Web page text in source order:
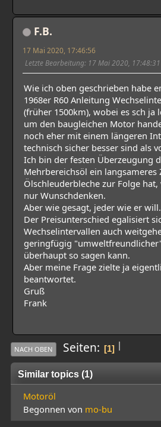
F.B.
17 Mai 2020, 17:46:56
Letzte Bearbeitung: 17 Mai 2020, 17:48:31
Wie ich oben geschrieben habe
1968er R60 Anleitung
(früher 1500km), wobei es sch ja
um den baugleichen Motor
noch eher mit einem längeren
technisch sicher besser sind als
Ich bin der festen Überzeugung
Mehrbereichsöl ein langsameres
Ölschleuderbleche zur Folge
nur Wunschdenken.
Aber wie gesagt, jeder wie er will.
Der Preisunterschied egalisiert
Wechselintervallen auch
geringfügig
überhaupt so sagen kann.
Aber meine Frage zielte ja
beantwortet.
Gruß
Frank
|
NACH OBEN Seiten 1
Similar topics (1)
Motoröl
Begonnen von mo-bu